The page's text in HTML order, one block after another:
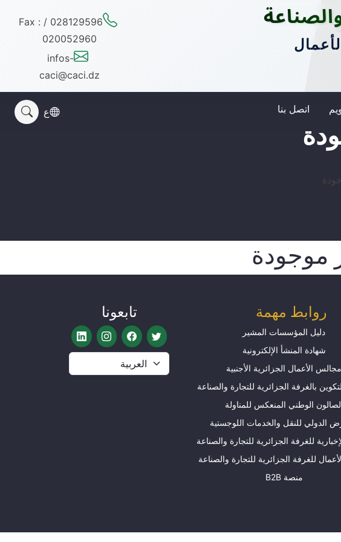
028129596 / Fax :
020052960
infos-
caci@caci.dz
اتصل بنا ع
روابط مهمة
دليل المؤسسات المشير
شهادة المنشأ الإلكترونية
​​​​​​​​​​​​​​​​​​​​​​​​​مجالس الأعمال الجزائرية الأجنبية
بالغرفة الجزائرية للتجارة والصناعة
الوطني المنعكس للمناولة
الدولي للنقل والخدمات اللوجستية
للغرفة الجزائرية للتجارة والصناعة
للغرفة الجزائرية للتجارة والصناعة
منصة B2B
تابعونا